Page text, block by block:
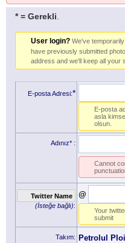
* = Gerekli
User login? We've
have previously submitted
address and we'll keep all your
E-posta Adresi:*
E-posta
asla
olsun.
Adınız* :
Cannot
Twitter Name
(İsteğe bağlı):
@
Your
submit
Takım: Petrolul